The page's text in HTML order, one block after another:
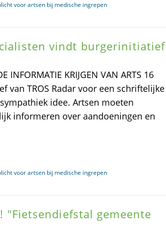
voor artsen bij medische ingrepen
vindt burgerinitiatief
INFORMATIE KRIJGEN VAN ARTS 16
van TROS Radar voor een schriftelijke
idee. Artsen moeten
informeren over aandoeningen en
voor artsen bij medische ingrepen
gemeente